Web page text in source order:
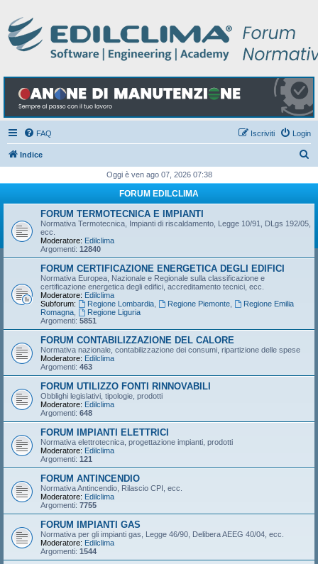
FAQ Login
Iscriviti
Indice
c
Oggi è ven ago 07, 2026 07:38
FORUM EDILCLIMA
FORUM TERMOTECNICA E IMPIANTI
Normativa Termotecnica, Impianti di riscaldamento, Legge 10/91, DLgs 192/05,
ecc.
Moderatore: Edilclima
Argomenti: 12840
FORUM CERTIFICAZIONE ENERGETICA DEGLI EDIFICI
Normativa Europea, Nazionale e Regionale sulla classificazione e
certificazione energetica degli edifici, accreditamento tecnici, ecc.
Moderatore: Edilclima
Subforum:
Regione Lombardia, Regione Piemonte,
Regione Emilia
Romagna
Regione Liguria
Argomenti: 5851
FORUM CONTABILIZZAZIONE DEL CALORE
Normativa nazionale, contabilizzazione dei consumi, ripartizione delle spese
Moderatore: Edilclima
Argomenti: 463
FORUM UTILIZZO FONTI RINNOVABILI
Obblighi legislativi, tipologie, prodotti
Moderatore: Edilclima
Argomenti: 648
FORUM IMPIANTI ELETTRICI
Normativa elettrotecnica, progettazione impianti, prodotti
Moderatore: Edilclima
Argomenti: 121
FORUM ANTINCENDIO
Normativa Antincendio, Rilascio CPI, ecc.
Moderatore: Edilclima
Argomenti: 7755
FORUM IMPIANTI GAS
Normativa per gli impianti gas, Legge 46/90, Delibera AEEG 40/04, ecc.
Moderatore: Edilclima
Argomenti: 1544